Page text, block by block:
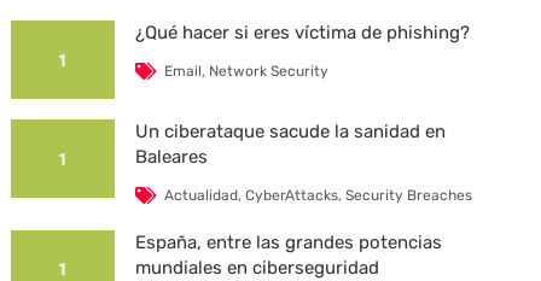
1
¿Qué hacer si eres víctima de phishing?
Email, Network Security
1
Un ciberataque sacude la sanidad en
Baleares
Actualidad,CyberAttacks,Security Breaches
1
España, entre las grandes potencias
mundiales en ciberseguridad